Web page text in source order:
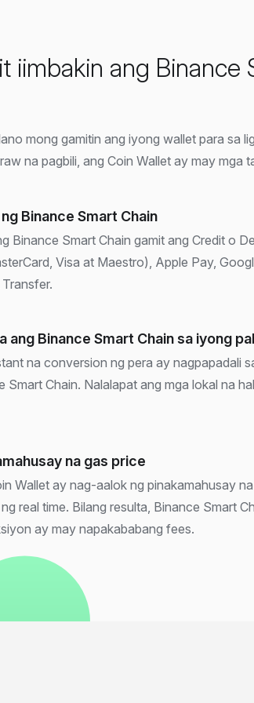
iimbakin ang Binance
mong gamitin ang iyong wallet para sa
na pagbili, ang Coin Wallet ay may mga
Binance Smart Chain
Binance Smart Chain gamit ang Credit o
Visa at Maestro), Apple Pay,
ang Binance Smart Chain sa iyong
na conversion ng pera ay nagpapadali
Smart Chain. Nalalapat ang mga lokal na
na gas price
Wallet ay nag-aalok ng pinakamahusay
real time. Bilang resulta, Binance Smart
ay may napakababang fees.